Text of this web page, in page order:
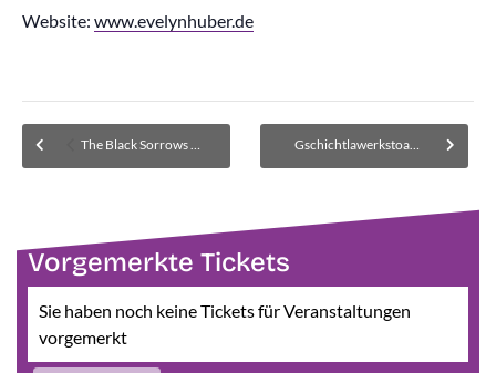
Website: www.evelynhuber.de
The Black Sorrows – wenige Plätze erneut verfügbar Gschichtlawerkstoatt Helmetz
Vorgemerkte Tickets
Sie haben noch keine Tickets für Veranstaltungen
vorgemerkt